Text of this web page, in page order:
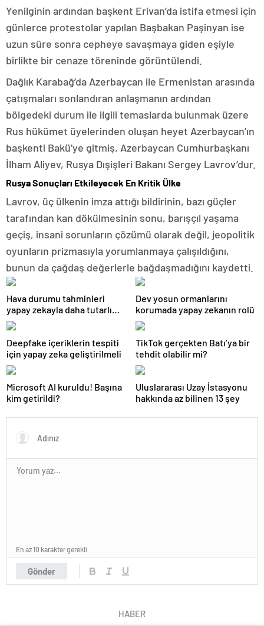
Yenilginin ardından başkent Erivan’da istifa etmesi için
günlerce protestolar yapılan Başbakan Paşinyan ise
uzun süre sonra cepheye savaşmaya giden eşiyle
birlikte bir cenaze töreninde görüntülendi.
Dağlık Karabağ’da Azerbaycan ile Ermenistan arasında
çatışmaları sonlandıran anlaşmanın ardından
bölgedeki durum ile ilgili temaslarda bulunmak üzere
Rus hükümet üyelerinden oluşan heyet Azerbaycan’ın
başkenti Bakü’ye gitmiş, Azerbaycan Cumhurbaşkanı
İlham Aliyev, Rusya Dışişleri Bakanı Sergey Lavrov’dur.
Rusya Sonuçları Etkileyecek En Kritik Ülke
Lavrov, üç ülkenin imza attığı bildirinin, bazı güçler
tarafından kan dökülmesinin sonu, barışçıl yaşama
geçiş, insani sorunların çözümü olarak değil, jeopolitik
oyunların prizmasıyla yorumlanmaya çalışıldığını,
bunun da çağdaş değerlerle bağdaşmadığını kaydetti.
Hava durumu tahminleri
yapay zekayla daha tutarlı
olacak
Dev yosun ormanlarını
korumada yapay zekanın rolü
Deepfake içeriklerin tespiti
için yapay zeka geliştirilmeli
TikTok gerçekten Batı’ya bir
tehdit olabilir mi?
Microsoft AI kuruldu! Başına
kim getirildi?
Uluslararası Uzay İstasyonu
hakkında az bilinen 13 şey
Gönder
En az 10 karakter gerekli
HABER